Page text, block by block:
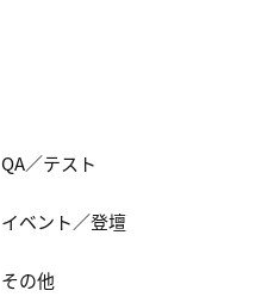
QA／テスト
イベント／登壇
その他